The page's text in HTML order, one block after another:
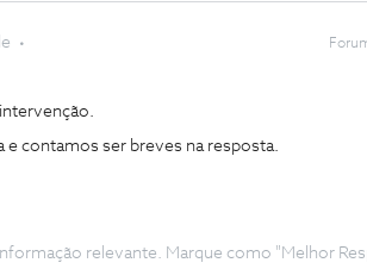
e contamos ser breves na resposta.
relevante. Marque como "Melhor